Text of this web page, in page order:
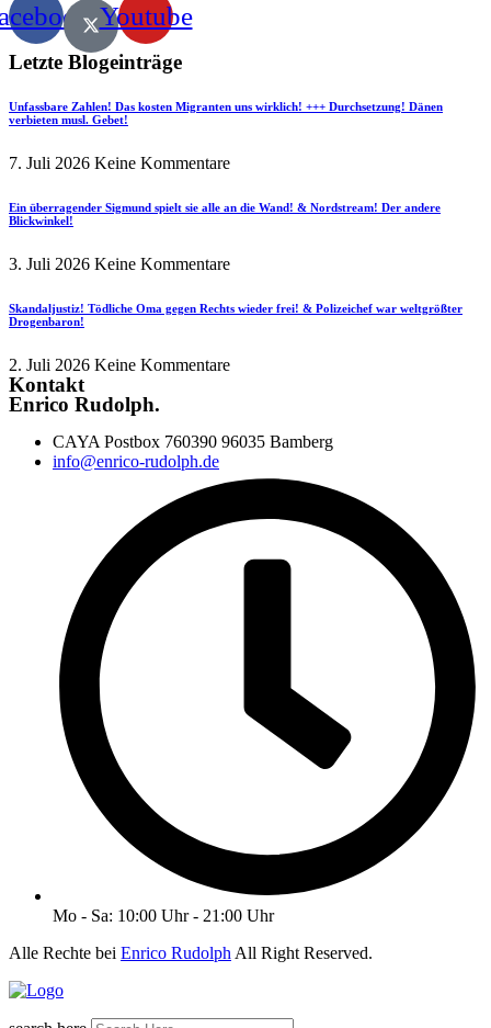
Youtube
Letzte Blogeinträge
Unfassbare Zahlen! Das kosten Migranten uns wirklich! +++ Durchsetzung! Dänen
verbieten musl. Gebet!
7. Juli 2026 Keine Kommentare
Ein überragender Sigmund spielt sie alle an die Wand! & Nordstream! Der andere
Blickwinkel!
3. Juli 2026 Keine Kommentare
Skandaljustiz! Tödliche Oma gegen Rechts wieder frei! & Polizeichef war weltgrößter
Drogenbaron!
2. Juli 2026 Keine Kommentare
Kontakt
Enrico Rudolph.
CAYA Postbox 760390 96035 Bamberg
info@enrico-rudolph.de
Mo - Sa: 10:00 Uhr - 21:00 Uhr
Alle Rechte bei Enrico Rudolph All Right Reserved.